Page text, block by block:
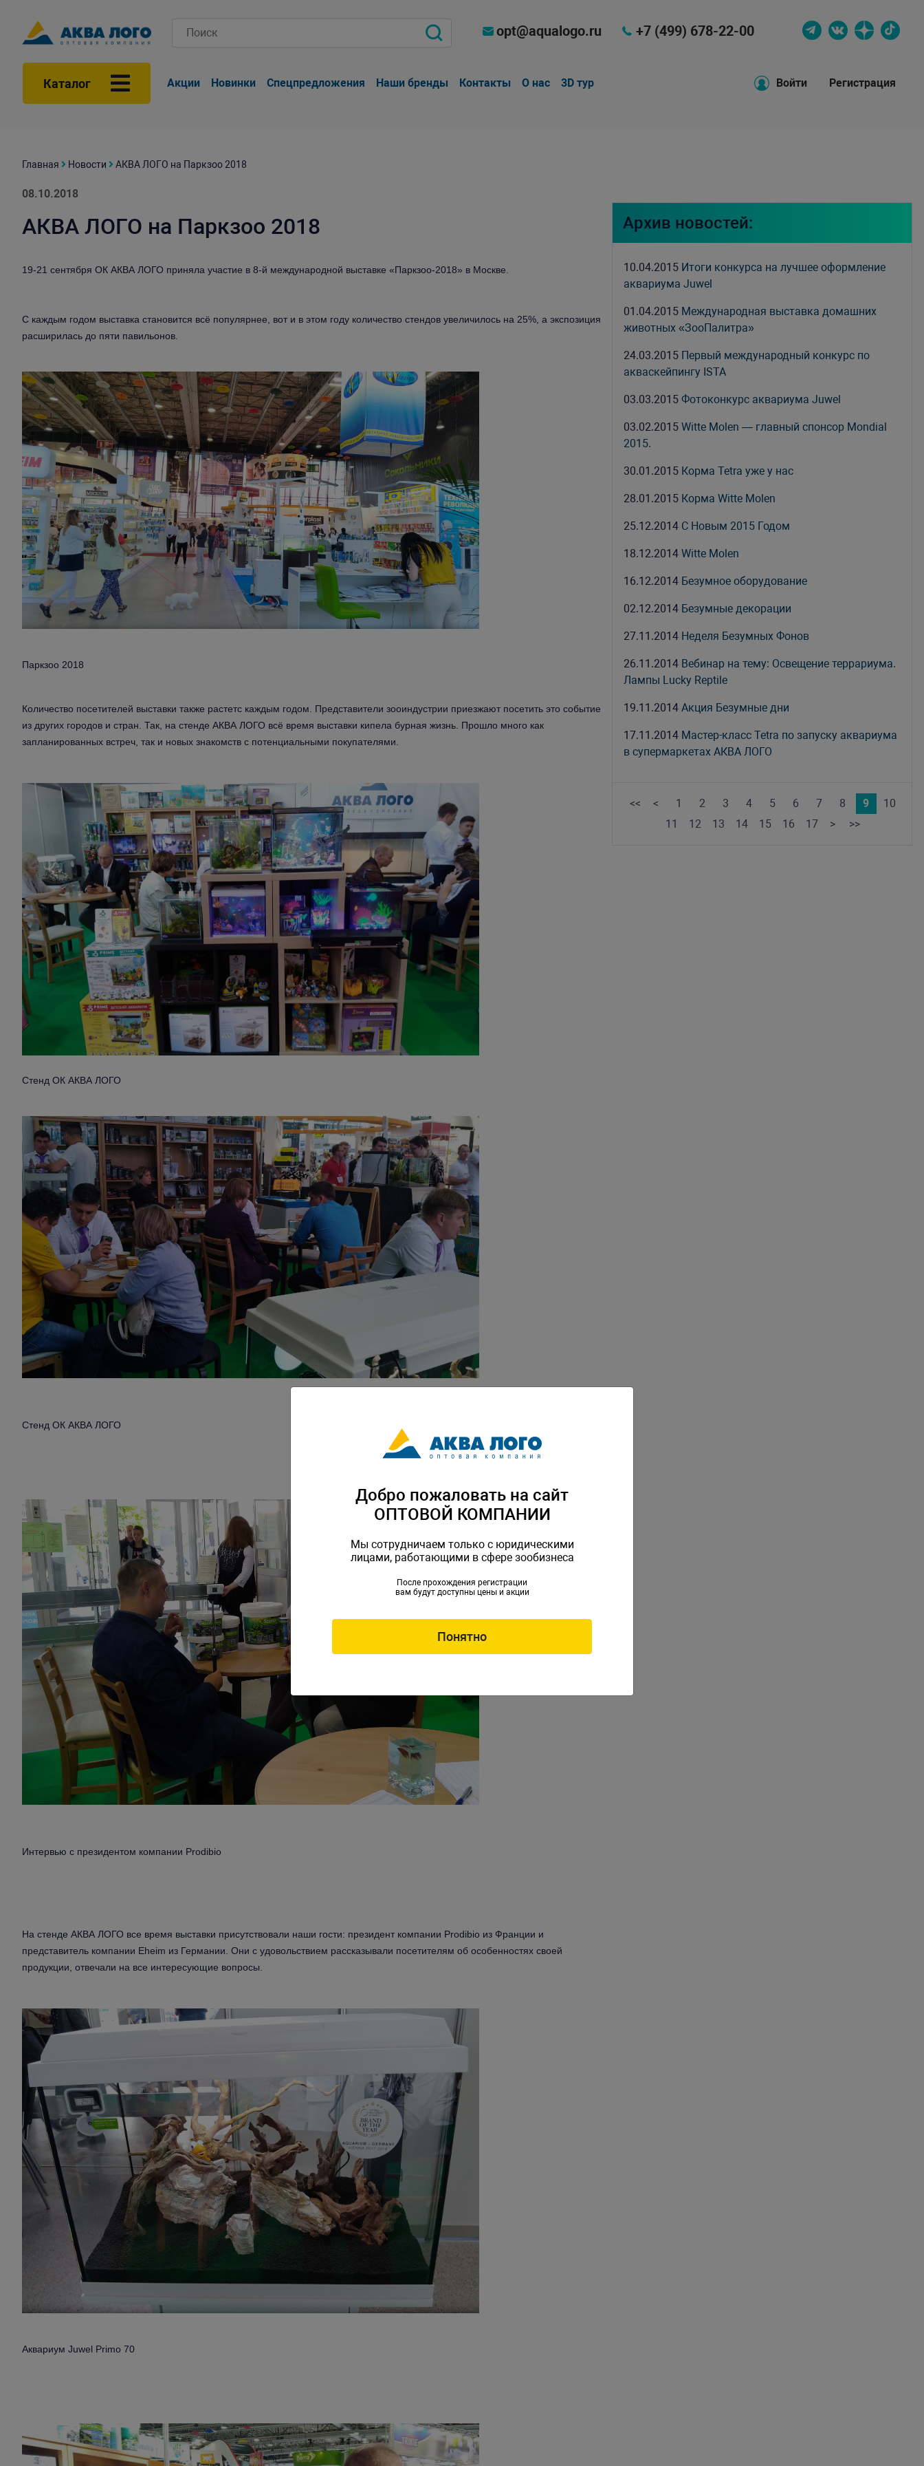
opt@aqualogo.ru +7 (499) 678-22-00
Каталог Акции Новинки Спецпредложения Наши бренды Контакты О нас 3D тур Войти Регистрация
Главная Новости АКВА ЛОГО на Паркзоо 2018
08.10.2018
АКВА ЛОГО на Паркзоо 2018
19-21 сентября ОК АКВА ЛОГО приняла участие в 8-й международной выставке «Паркзоо-2018» в Москве.
С каждым годом выставка становится всё популярнее, вот и в этом году количество стендов увеличилось на 25%, а экспозиция
расширилась до пяти павильонов.
Паркзоо 2018
Количество посетителей выставки также растетс каждым годом. Представители зооиндустрии приезжают посетить это событие
из других городов и стран. Так, на стенде АКВА ЛОГО всё время выставки кипела бурная жизнь. Прошло много как
запланированных встреч, так и новых знакомств с потенциальными покупателями.
Стенд ОК АКВА ЛОГО
Стенд ОК АКВА ЛОГО
Интервью с президентом компании Prodibio
На стенде АКВА ЛОГО все время выставки присутствовали наши гости: президент компании Prodibio из Франции и
представитель компании Eheim из Германии. Они с удовольствием рассказывали посетителям об особенностях своей
продукции, отвечали на все интересующие вопросы.
Аквариум Juwel Primo 70
Архив новостей:
10.04.2015 Итоги конкурса на лучшее оформление
аквариума Juwel
01.04.2015 Международная выставка домашних
животных «ЗооПалитра»
24.03.2015 Первый международный конкурс по
акваскейпингу ISTA
03.03.2015Фотоконкурс аквариума Juwel
03.02.2015Witte Molen — главный спонсор Mondial
2015.
30.01.2015 Корма Tetra уже у нас
28.01.2015 Корма Witte Molen
25.12.2014 С Новым 2015 Годом
18.12.2014Witte Molen
16.12.2014 Безумное оборудование
02.12.2014 Безумные декорации
27.11.2014 Неделя Безумных Фонов
26.11.2014 Вебинар на тему: Освещение террариума.
Лампы Lucky Reptile
19.11.2014Акция Безумные дни
17.11.2014 Мастер-класс Tetra по запуску аквариума
в супермаркетах АКВА ЛОГО
<< < 1 2 3 4 5 6 7 8 9
10
11
12 13 14 15 16 17 > >>
Добро пожаловать на сайт
ОПТОВОЙ КОМПАНИИ
Мы сотрудничаем только с юридическими
лицами, работающими в сфере зообизнеса
После прохождения регистрации
вам будут доступны цены и акции
Понятно